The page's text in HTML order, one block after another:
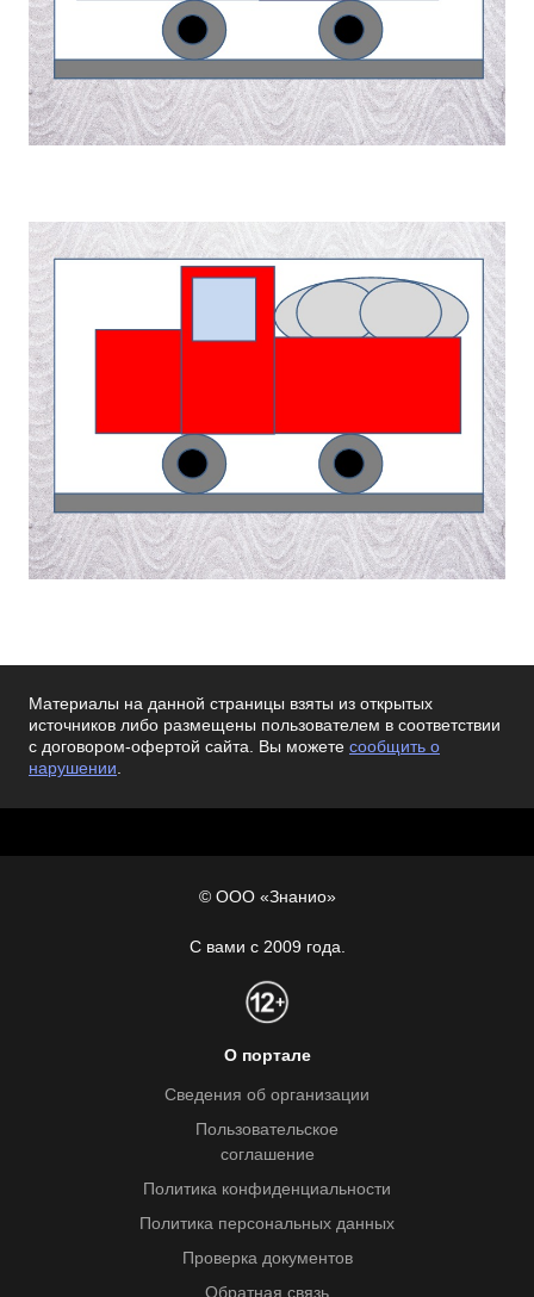
Материалы на данной страницы взяты из открытых
источников либо размещены пользователем в соответствии
с договором-офертой сайта. Вы можете сообщить о
нарушении.
© ООО «Знанио»
С вами с 2009 года.
О портале
Сведения об организации
Пользовательское
соглашение
Политика конфиденциальности
Политика персональных данных
Проверка документов
Обратная связь